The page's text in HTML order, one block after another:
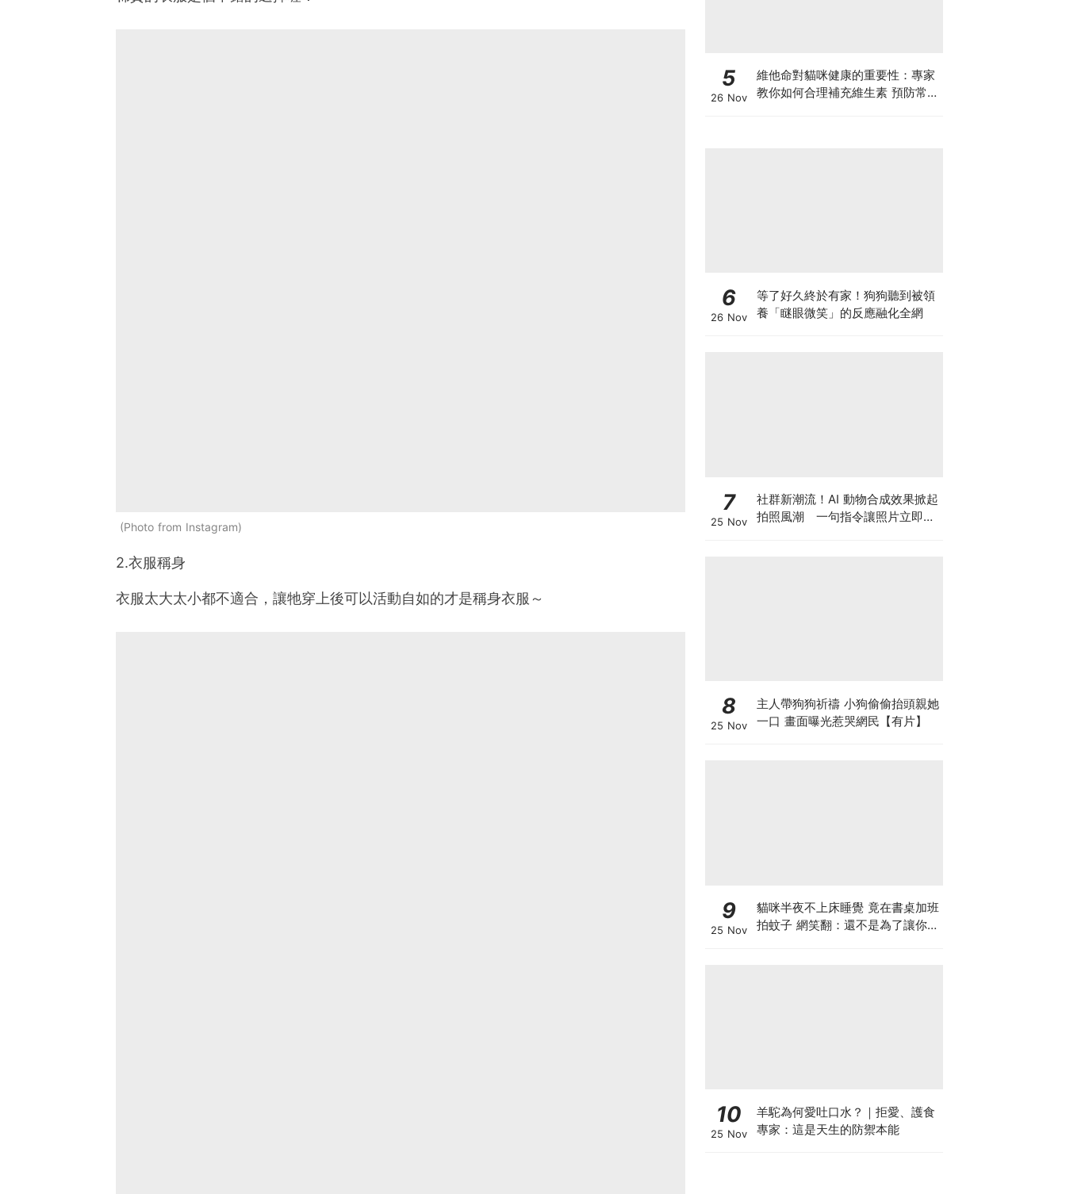
Photo from Instagram
2.衣服稱身
衣服太大太小都不適合，讓牠穿上後可以活動自如的才是稱身衣服～
5
26 Nov
維他命對貓咪健康的重要性：專家
教你如何合理補充維生素 預防常見
6
26 Nov
等了好久終於有家！狗狗聽到被領
養「瞇眼微笑」的反應融化全網
7
25 Nov
社群新潮流！AI 動物合成效果掀起
拍照風潮 一句指令讓照片立即升
8
25 Nov
主人帶狗狗祈禱 小狗偷偷抬頭親她
一口 畫面曝光惹哭網民【有片】
9
25 Nov
貓咪半夜不上床睡覺 竟在書桌加班
拍蚊子 網笑翻：還不是為了讓你睡
10
25 Nov
羊駝為何愛吐口水？｜拒愛、護食
專家：這是天生的防禦本能